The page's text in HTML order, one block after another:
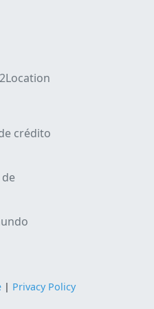
crédito
| Privacy Policy